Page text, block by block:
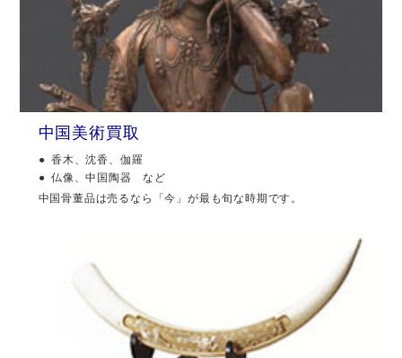
中国美術買取
香木、沈香、伽羅
仏像、中国陶器 など
中国骨董品は売るなら「今」が最も旬な時期です。